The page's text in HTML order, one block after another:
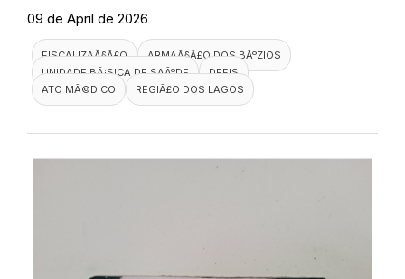
09 de April de 2026
FISCALIZAÃ§Ã£O
ARMAÃ§Ã£O DOS BÃºZIOS
UNIDADE BÃ¡SICA DE SAÃºDE
DEFIS
ATO MÃ©DICO
REGIÃ£O DOS LAGOS